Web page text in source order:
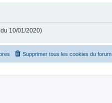
10/01/2020)
Supprimer tous les cookies du forum